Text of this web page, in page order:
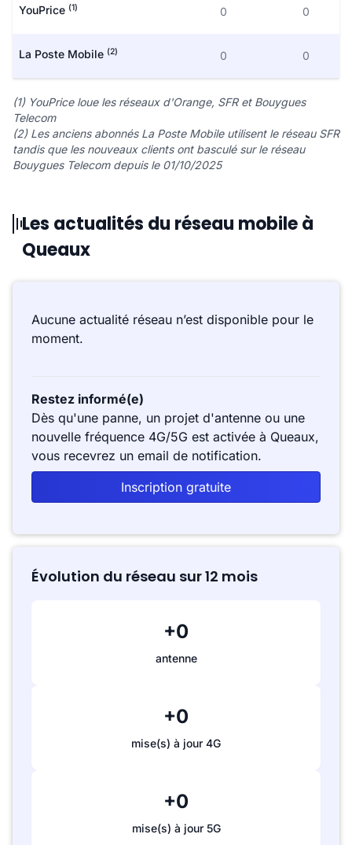
YouPrice (1) 0 0
La Poste Mobile (2) 0 0
(1) YouPrice loue les réseaux d'Orange, SFR et Bouygues
Telecom
(2) Les anciens abonnés La Poste Mobile utilisent le réseau SFR
tandis que les nouveaux clients ont basculé sur le réseau
Bouygues Telecom depuis le 01/10/2025
Les actualités du réseau mobile à
Queaux
Aucune actualité réseau n’est disponible pour le
moment.
Restez informé(e)
Dès qu'une panne, un projet d'antenne ou une
nouvelle fréquence 4G/5G est activée à Queaux,
vous recevrez un email de notification.
Inscription gratuite
Évolution du réseau sur 12 mois
+0
antenne
+0
mise(s) à jour 4G
+0
mise(s) à jour 5G